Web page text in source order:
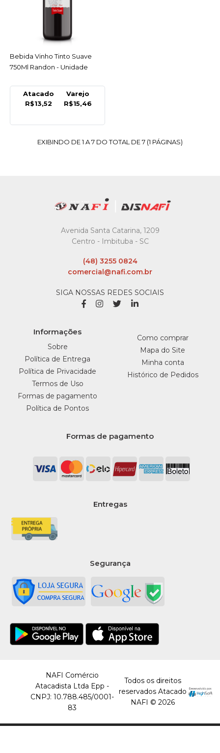
Suave 750Ml Randon -
LISTA DE DESEJO
ACESSAR
Bebida Vinho Tinto Suave
750Ml Randon - Unidade
Atacado
R$13,52
Varejo
R$15,46
EXIBINDO DE 1 A 7 DO TOTAL DE 7 (1 PÁGINAS)
Avenida Santa Catarina, 1209
Centro - Imbituba - SC
(48) 3255 0824
comercial@nafi.com.br
SIGA NOSSAS REDES SOCIAIS
Informações
Sobre
Política de Entrega
Política de Privacidade
Termos de Uso
Formas de pagamento
Política de Pontos
Como comprar
Mapa do Site
Minha conta
Histórico de Pedidos
Formas de pagamento
Entregas
Segurança
NAFI Comércio
Atacadista Ltda Epp -
CNPJ: 10.788.485/0001-
83
Todos os direitos
reservados Atacado
NAFI © 2026